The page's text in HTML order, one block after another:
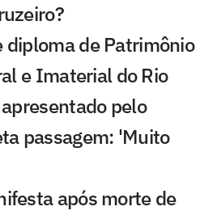
diploma de Patrimônio
e Imaterial do Rio
pelo
passagem: 'Muito
após morte de